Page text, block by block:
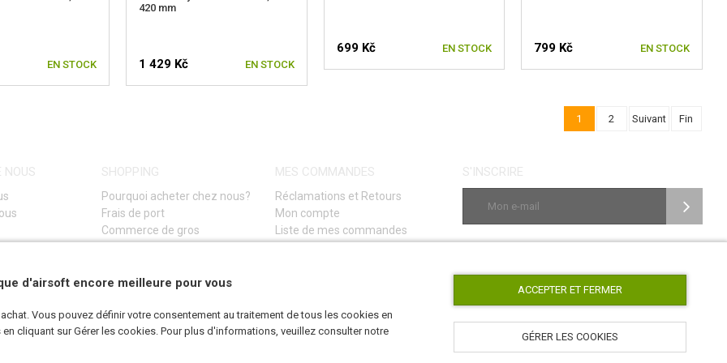
EN STOCK
420 mm
1 429 Kč EN STOCK
699 Kč EN STOCK 799 Kč EN STOCK
1 2 Suivant Fin
NOUS SHOPPING
Pourquoi acheter chez nous?
Frais de port
Commerce de gros
(GDPR)
MES COMMANDES
Réclamations et Retours
Mon compte
Liste de mes commandes
S'INSCRIRE
AirsoftPro.cz © 2026
d'airsoft encore meilleure pour vous
Vous pouvez définir votre consentement au traitement de tous les cookies en
cliquant sur Gérer les cookies. Pour plus d'informations, veuillez consulter notre
ACCEPTER ET FERMER
GÉRER LES COOKIES